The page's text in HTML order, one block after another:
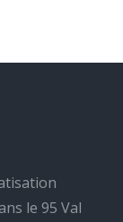
le 95 Val